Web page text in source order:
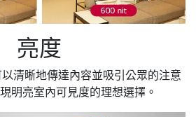
亮度
以清晰地傳達內容並吸引公眾的注意
明亮室內可見度的理想選擇。